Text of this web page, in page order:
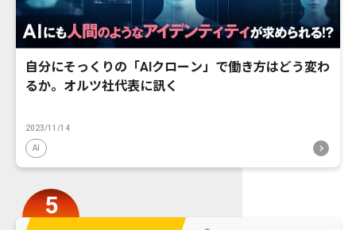
自分にそっくりの「AIクローン」で働き方はどう変わ
るか。オルツ社代表に訊く
2023/11/14
AI